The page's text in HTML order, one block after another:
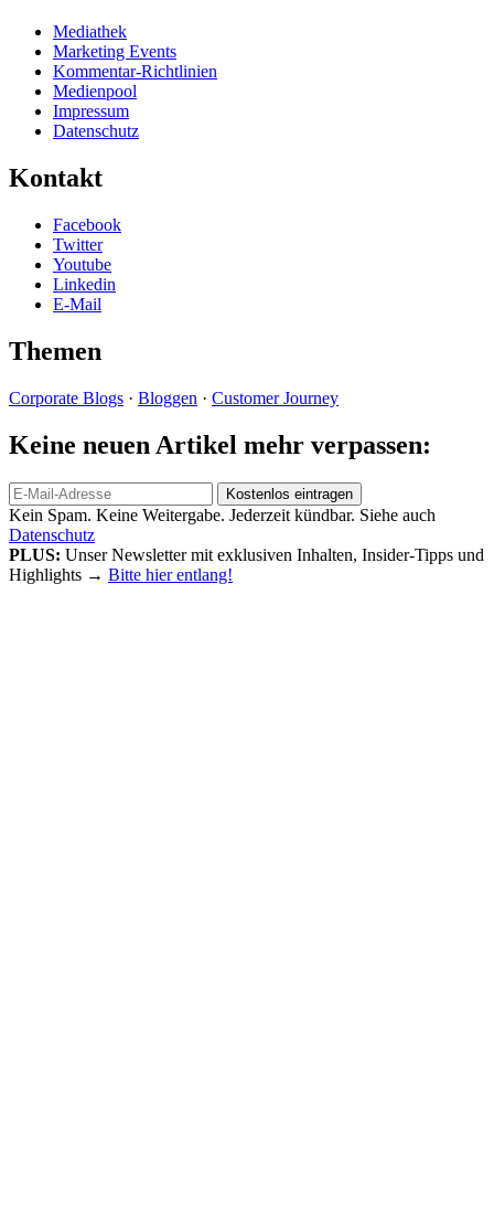
Mediathek
Marketing Events
Kommentar-Richtlinien
Medienpool
Impressum
Datenschutz
Kontakt
Facebook
Twitter
Youtube
Linkedin
E-Mail
Themen
Corporate Blogs · Bloggen · Customer Journey
Keine neuen Artikel mehr verpassen:
Kein Spam. Keine Weitergabe. Jederzeit kündbar. Siehe auch
Datenschutz
PLUS: Unser Newsletter mit exklusiven Inhalten, Insider-Tipps und
Highlights → Bitte hier entlang!